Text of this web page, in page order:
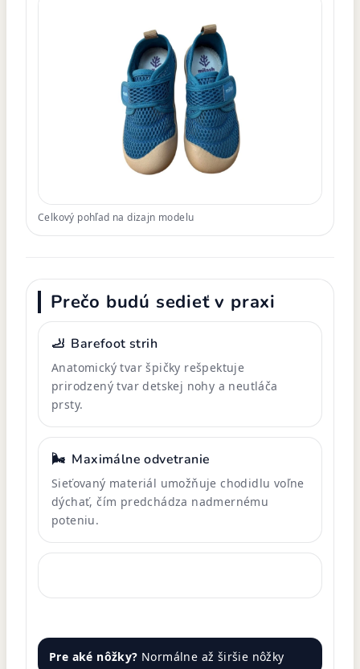
Celkový pohľad na dizajn modelu
Prečo budú sedieť v praxi
🦶 Barefoot strih
Anatomický tvar špičky rešpektuje
prirodzený tvar detskej nohy a neutláča
prsty.
🌬️ Maximálne odvetranie
Sieťovaný materiál umožňuje chodidlu voľne
dýchať, čím predchádza nadmernému
poteniu.
Pre aké nôžky? Normálne až širšie nôžky